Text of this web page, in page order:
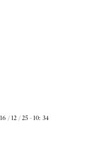
16 / 12 / 25 - 10: 34